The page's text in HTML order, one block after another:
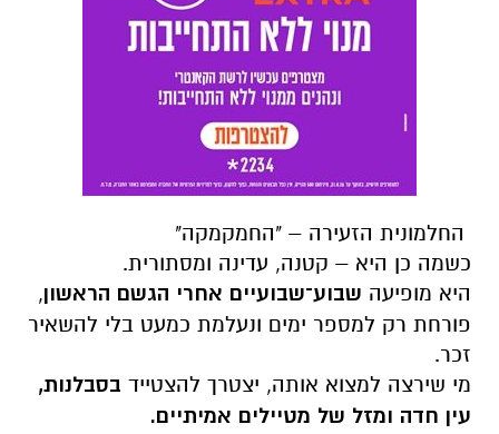
החלמונית הזעירה – "החמקמקה"
כשמה כן היא – קטנה, עדינה ומסתורית.
היא מופיעה שבוע־שבועיים אחרי הגשם הראשון,
פורחת רק למספר ימים ונעלמת כמעט בלי להשאיר
זכר.
מי שירצה למצוא אותה, יצטרך להצטייד בסבלנות,
עין חדה ומזל של מטיילים אמיתיים.